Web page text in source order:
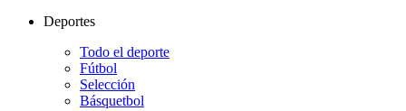
Deportes
Todo el deporte
Fútbol
Selección
Básquetbol